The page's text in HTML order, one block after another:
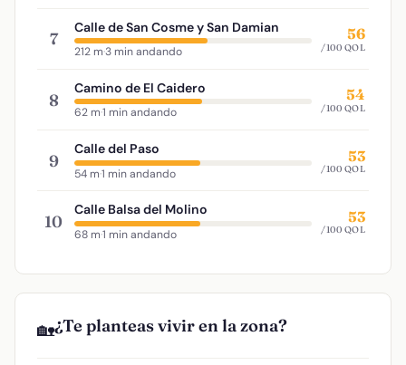
7
Calle de San Cosme y San Damian
212 m·3 min andando
56
/100 QOL
8
Camino de El Caidero
62 m·1 min andando
54
/100 QOL
9
Calle del Paso
54 m·1 min andando
53
/100 QOL
10
Calle Balsa del Molino
68 m·1 min andando
53
/100 QOL
🏡¿Te planteas vivir en la zona?